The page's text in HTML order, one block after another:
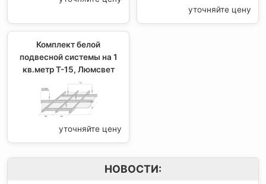
уточняйте цену
Комплект белой
подвесной системы на 1
кв.метр T-15, Люмсвет
уточняйте цену
НОВОСТИ: